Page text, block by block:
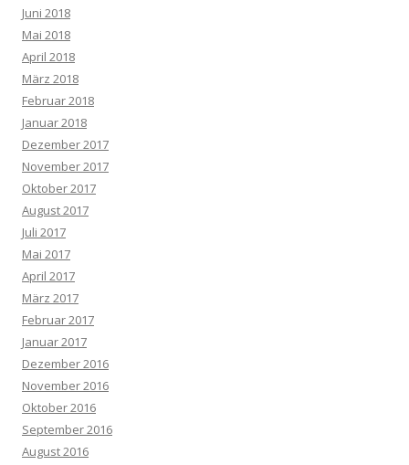
Juni 2018
Mai 2018
April 2018
März 2018
Februar 2018
Januar 2018
Dezember 2017
November 2017
Oktober 2017
August 2017
Juli 2017
Mai 2017
April 2017
März 2017
Februar 2017
Januar 2017
Dezember 2016
November 2016
Oktober 2016
September 2016
August 2016